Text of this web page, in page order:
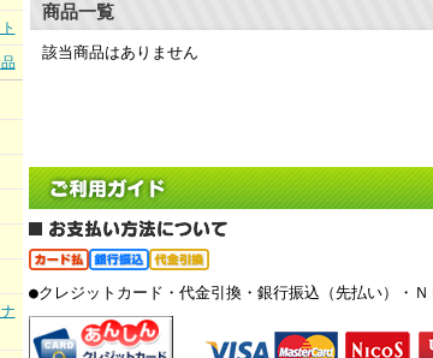
商品一覧
該当商品はありません
●クレジットカード・代金引換・銀行振込（先払い）・